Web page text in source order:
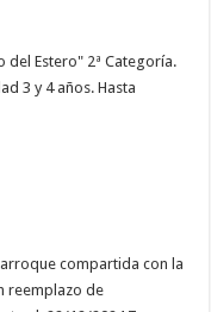
del Estero" 2ª Categoría.
3 y 4 años. Hasta
compartida con la
reemplazo de